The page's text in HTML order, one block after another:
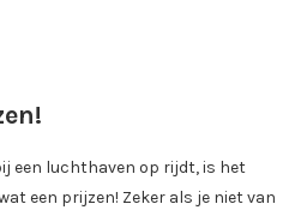
een luchthaven op rijdt, is het
een prijzen! Zeker als je niet van